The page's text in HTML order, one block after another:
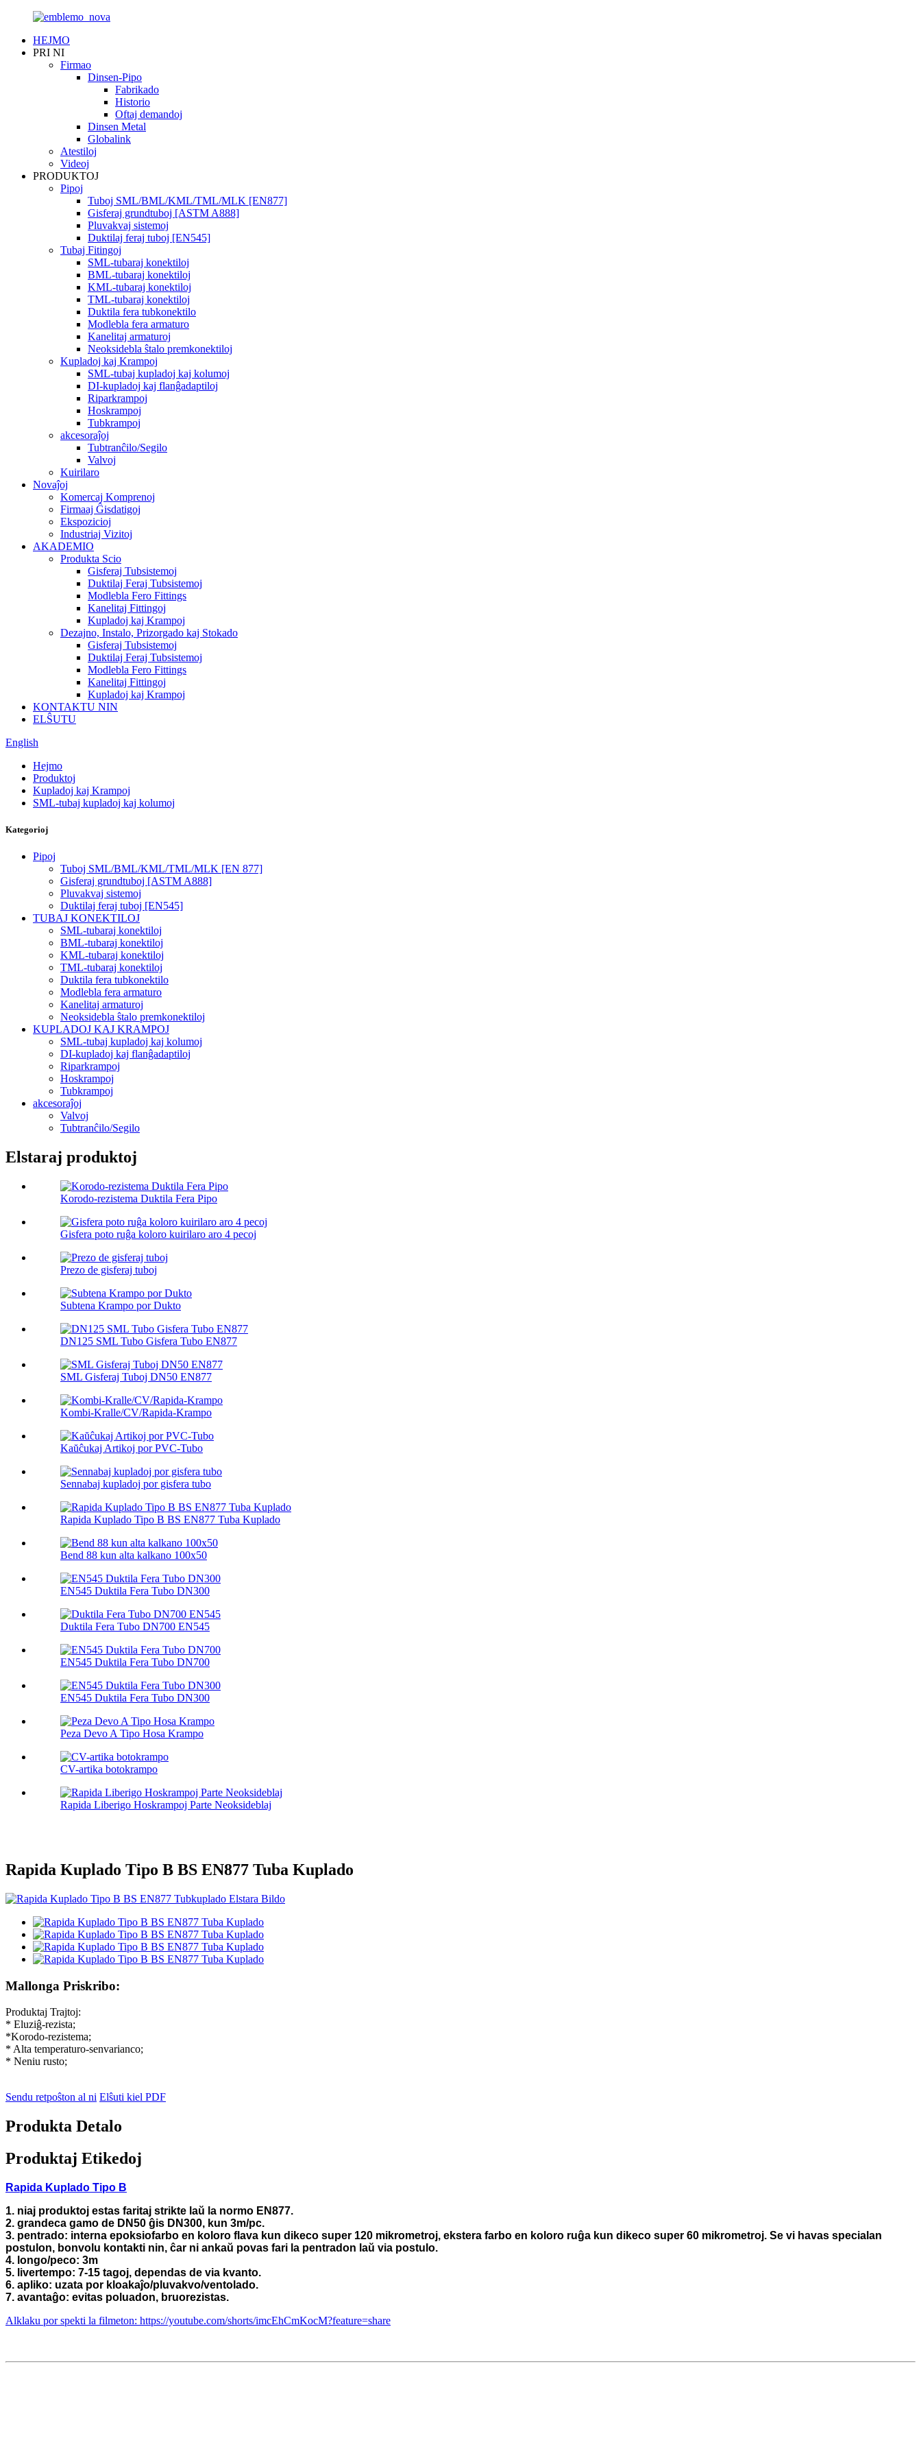
HEJMO
PRI NI
Firmao
Dinsen-Pipo
Fabrikado
Historio
Oftaj demandoj
Dinsen Metal
Globalink
Atestiloj
Videoj
PRODUKTOJ
Pipoj
Tuboj SML/BML/KML/TML/MLK [EN877]
Gisferaj grundtuboj [ASTM A888]
Pluvakvaj sistemoj
Duktilaj feraj tuboj [EN545]
Tubaj Fitingoj
SML-tubaraj konektiloj
BML-tubaraj konektiloj
KML-tubaraj konektiloj
TML-tubaraj konektiloj
Duktila fera tubkonektilo
Modlebla fera armaturo
Kanelitaj armaturoj
Neoksidebla ŝtalo premkonektiloj
Kupladoj kaj Krampoj
SML-tubaj kupladoj kaj kolumoj
DI-kupladoj kaj flanĝadaptiloj
Riparkrampoj
Hoskrampoj
Tubkrampoj
akcesoraĵoj
Tubtranĉilo/Segilo
Valvoj
Kuirilaro
Novaĵoj
Komercaj Komprenoj
Firmaaj Ĝisdatigoj
Ekspozicioj
Industriaj Vizitoj
AKADEMIO
Produkta Scio
Gisferaj Tubsistemoj
Duktilaj Feraj Tubsistemoj
Modlebla Fero Fittings
Kanelitaj Fittingoj
Kupladoj kaj Krampoj
Dezajno, Instalo, Prizorgado kaj Stokado
Gisferaj Tubsistemoj
Duktilaj Feraj Tubsistemoj
Modlebla Fero Fittings
Kanelitaj Fittingoj
Kupladoj kaj Krampoj
KONTAKTU NIN
ELŜUTU
English
Hejmo
Produktoj
Kupladoj kaj Krampoj
SML-tubaj kupladoj kaj kolumoj
Kategorioj
Pipoj
Tuboj SML/BML/KML/TML/MLK [EN 877]
Gisferaj grundtuboj [ASTM A888]
Pluvakvaj sistemoj
Duktilaj feraj tuboj [EN545]
TUBAJ KONEKTILOJ
SML-tubaraj konektiloj
BML-tubaraj konektiloj
KML-tubaraj konektiloj
TML-tubaraj konektiloj
Duktila fera tubkonektilo
Modlebla fera armaturo
Kanelitaj armaturoj
Neoksidebla ŝtalo premkonektiloj
KUPLADOJ KAJ KRAMPOJ
SML-tubaj kupladoj kaj kolumoj
DI-kupladoj kaj flanĝadaptiloj
Riparkrampoj
Hoskrampoj
Tubkrampoj
akcesoraĵoj
Valvoj
Tubtranĉilo/Segilo
Elstaraj produktoj
Korodo-rezistema Duktila Fera Pipo
Gisfera poto ruĝa koloro kuirilaro aro 4 pecoj
Prezo de gisferaj tuboj
Subtena Krampo por Dukto
DN125 SML Tubo Gisfera Tubo EN877
SML Gisferaj Tuboj DN50 EN877
Kombi-Kralle/CV/Rapida-Krampo
Kaŭĉukaj Artikoj por PVC-Tubo
Sennabaj kupladoj por gisfera tubo
Rapida Kuplado Tipo B BS EN877 Tuba Kuplado
Bend 88 kun alta kalkano 100х50
EN545 Duktila Fera Tubo DN300
Duktila Fera Tubo DN700 EN545
EN545 Duktila Fera Tubo DN700
EN545 Duktila Fera Tubo DN300
Peza Devo A Tipo Hosa Krampo
CV-artika botokrampo
Rapida Liberigo Hoskrampoj Parte Neoksideblaj
Rapida Kuplado Tipo B BS EN877 Tuba Kuplado
Mallonga Priskribo:
Produktaj Trajtoj:
* Eluziĝ-rezista;
*Korodo-rezistema;
* Alta temperaturo-senvarianco;
* Neniu rusto;
Sendu retpoŝton al ni Elŝuti kiel PDF
Produkta Detalo
Produktaj Etikedoj
Rapida Kuplado Tipo B
1. niaj produktoj estas faritaj strikte laŭ la normo EN877.
2. grandeca gamo de DN50 ĝis DN300, kun 3m/pc.
3. pentrado: interna epoksiofarbo en koloro flava kun dikeco super 120 mikrometroj, ekstera farbo en koloro ruĝa kun dikeco super 60 mikrometroj. Se vi havas specialan
postulon, bonvolu kontakti nin, ĉar ni ankaŭ povas fari la pentradon laŭ via postulo.
4. longo/peco: 3m
5. livertempo: 7-15 tagoj, dependas de via kvanto.
6. apliko: uzata por kloakaĵo/pluvakvo/ventolado.
7. avantaĝo: evitas poluadon, bruorezistas.
Alklaku por spekti la filmeton: https://youtube.com/shorts/imcEhCmKocM?feature=share